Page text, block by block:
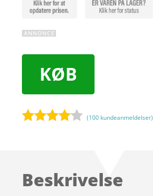
KØB
på
(100 kundeanmeldelser)
Beskrivelse